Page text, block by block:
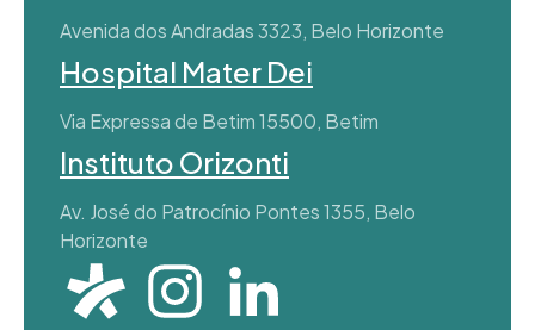
Avenida dos Andradas 3323, Belo Horizonte
Hospital Mater Dei
Via Expressa de Betim 15500, Betim
Instituto Orizonti
Av. José do Patrocínio Pontes 1355, Belo
Horizonte